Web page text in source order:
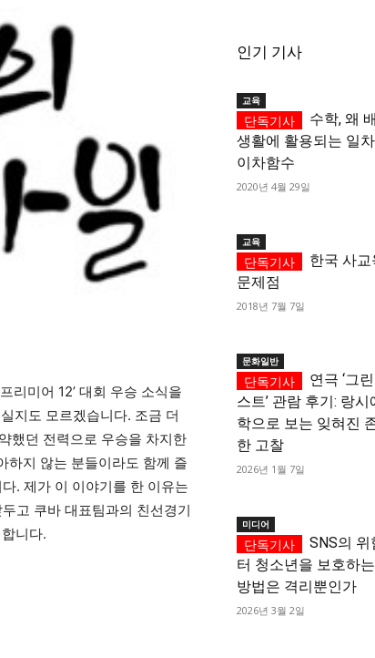
프리미어 12’ 대회 우승 소식을
지도 모르겠습니다. 조금 더
했던 전력으로 우승을 차지한
하지 않는 분들이라도 함께 즐
. 제가 이 이야기를 한 이유는
고 쿠바 대표팀과의 친선경기
니다.
인기 기사
교육
수학, 왜
생활에 활용되는 일
이차함수
2020년 4월 29일
교육
한국 사교
문제점
2018년 7월 7일
문화일반
연극 ‘그
스트’ 관람 후기: 랑시
학으로 보는 잊혀진
한 고찰
2026년 1월 7일
미디어
SNS의 위
터 청소년을 보호하
방법은 격리뿐인가
2026년 3월 2일